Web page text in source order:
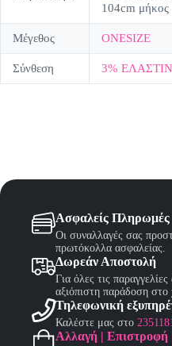
104cm μήκος
Μέγεθος ONESIZE
Σύνθεση 3%
Ασφαλείς Πληρωμές
Οι συναλλαγές σας
πρωτόκολλα ασφαλείας.
Δωρεάν Αποστολή
Για όλες τις
αξιόπιστη παράδοση
Τηλεφωνική
Καλέστε μας στο
Αλλαγή | Επιστροφή